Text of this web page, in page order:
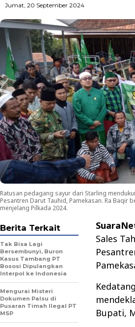
Jumat, 20 September 2024
Ratusan pedagang sayur dari Starling
Pesantren Darut Tauhid, Pamekasan. Ra Baqir
menjelang Pilkada 2024.
Sales
Bupati,
Berita Terkait
Tak Bisa Lagi
Bersembunyi, Buron
Kasus Tambang PT
Bososi Dipulangkan
Interpol ke Indonesia
Mengurai Misteri
Dokumen Palsu di
Pusaran Timah Ilegal PT
MSP